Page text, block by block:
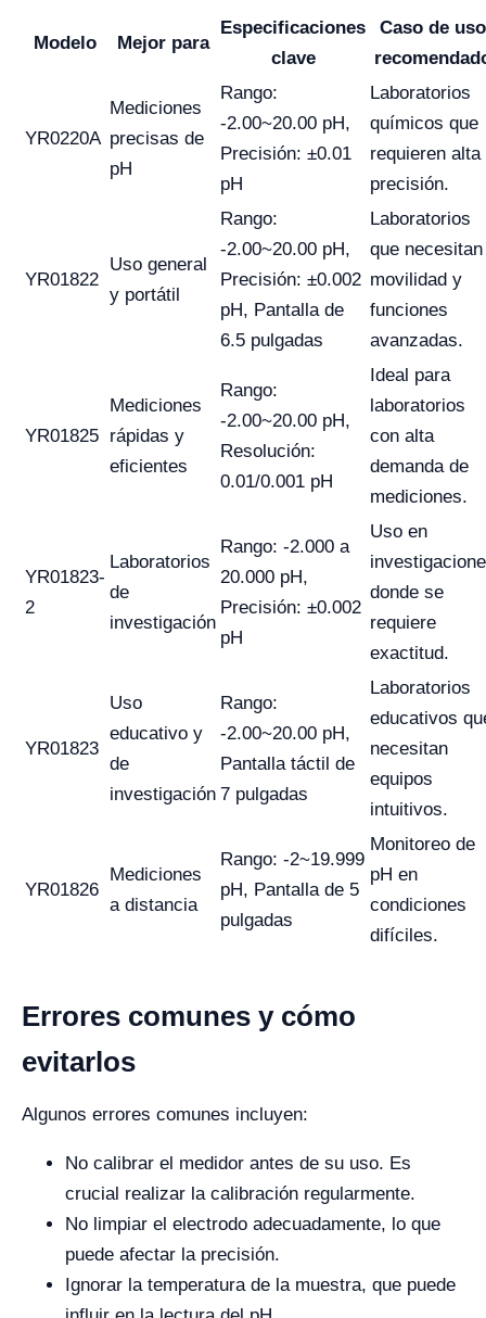
Modelo Mejor para
Especificaciones
clave
Caso de uso
YR0220A
Mediciones
precisas de
pH
Rango:
-2.00~20.00 pH,
Precisión: ±0.01
pH
Laboratorios
químicos que
requieren alta
precisión.
YR01822
Uso general
y portátil
Rango:
-2.00~20.00 pH,
Precisión: ±0.002
pH, Pantalla de
6.5 pulgadas
Laboratorios
que necesitan
movilidad y
funciones
avanzadas.
YR01825
Mediciones
rápidas y
eficientes
Rango:
-2.00~20.00 pH,
Resolución:
0.01/0.001 pH
Ideal para
laboratorios
con alta
demanda de
mediciones.
YR01823-
2
Laboratorios
de
investigación
Rango: -2.000 a
20.000 pH,
Precisión: ±0.002
pH
Uso en
donde se
requiere
exactitud.
YR01823
Uso
educativo y
de
investigación
Rango:
-2.00~20.00 pH,
Pantalla táctil de
7 pulgadas
Laboratorios
educativos
necesitan
equipos
intuitivos.
YR01826
Mediciones
a distancia
Rango: -2~19.999
pH, Pantalla de 5
pulgadas
Monitoreo de
pH en
condiciones
difíciles.
Errores comunes y cómo
evitarlos
Algunos errores comunes incluyen:
No calibrar el medidor antes de su uso. Es
crucial realizar la calibración regularmente.
No limpiar el electrodo adecuadamente, lo que
puede afectar la precisión.
Ignorar la temperatura de la muestra, que puede